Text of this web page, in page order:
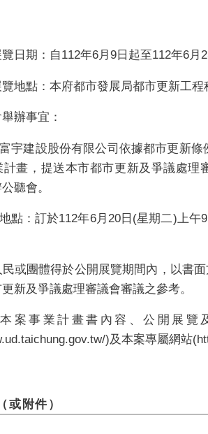
日期：自112年6月 9 日起至112年6月
地點：本府都市發展局都市更新工
辦事宜：
宇建設股份有限公司依據都市更新條
計畫，提送本市都市更新及爭議處理
聽會。
點：訂於112年6月 20日 (星期二) 上午9
或團體得於公開展覽期間內，以書
新及爭議處理審議會審議之參考。
案事業計畫書內容、公開展覽
)及本案專屬網站
或附件）